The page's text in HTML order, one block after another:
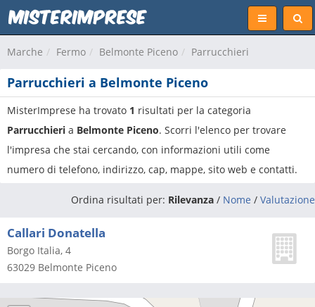
Marche Fermo Belmonte Piceno Parrucchieri
Parrucchieri a Belmonte Piceno
MisterImprese ha trovato 1 risultati per la categoria
Parrucchieri a Belmonte Piceno. Scorri l'elenco per trovare
l'impresa che stai cercando, con informazioni utili come
numero di telefono, indirizzo, cap, mappe, sito web e contatti.
Ordina risultati per: Rilevanza / Nome / Valutazione
Callari Donatella
Borgo Italia, 4
63029 Belmonte Piceno